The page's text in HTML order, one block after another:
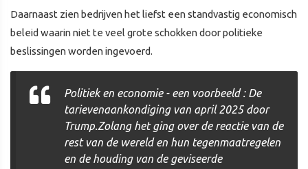
Daarnaast zien bedrijven het liefst een standvastig economisch
beleid waarin niet te veel grote schokken door politieke
beslissingen worden ingevoerd.
Politiek en economie - een voorbeeld : De
tarievenaankondiging van april 2025 door
Trump.Zolang het ging over de reactie van de
rest van de wereld en hun tegenmaatregelen
en de houding van de geviseerde